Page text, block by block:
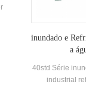
inundado e
a
40std Série
industrial